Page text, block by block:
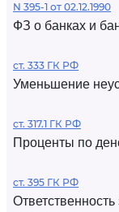
N 395-1 от 02.12.1990
ФЗ о банках и
ст. 333 ГК РФ
Уменьшение
ст. 317.1 ГК РФ
Проценты по
ст. 395 ГК РФ